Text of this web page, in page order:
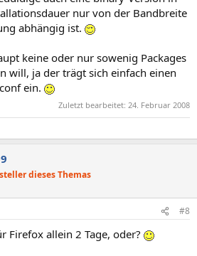
nur von der Bandbreite
abhängig ist.
keine oder nur sowenig Packages
will, ja der trägt sich einfach einen
ein.
Zuletzt bearbeitet: 24. Februar 2008
dieses Themas
#8
Firefox allein 2 Tage, oder?